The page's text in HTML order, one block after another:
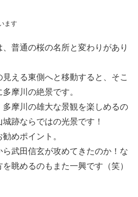
ます
普通の桜の名所と変わりがあり
える東側へと移動すると、そこ
摩川の絶景です。
摩川の雄大な景観を楽しめるの
跡ならではの光景です！
めポイント。
武田信玄が攻めてきたのか！な
眺めるのもまた一興です（笑）